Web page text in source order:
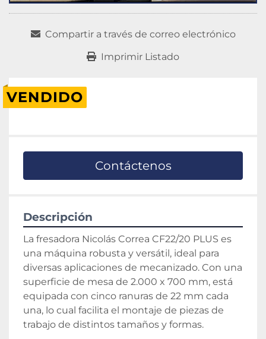
Compartir a través de correo electrónico
Imprimir Listado
VENDIDO
Contáctenos
Descripción
La fresadora Nicolás Correa CF22/20 PLUS es
una máquina robusta y versátil, ideal para
diversas aplicaciones de mecanizado. Con una
superficie de mesa de 2.000 x 700 mm, está
equipada con cinco ranuras de 22 mm cada
una, lo cual facilita el montaje de piezas de
trabajo de distintos tamaños y formas.